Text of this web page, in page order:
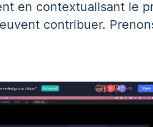
en contextualisant le
contribuer.